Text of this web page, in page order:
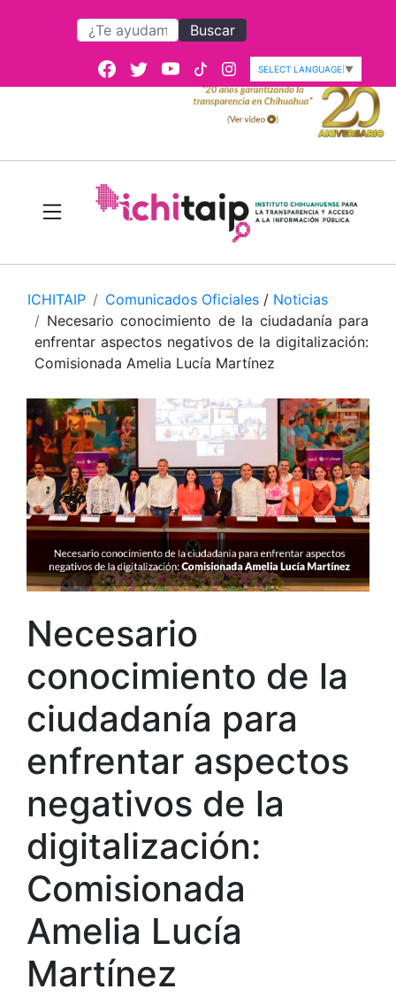
Buscar
SELECT LANGUAGE ▼
ICHITAIP Comunicados Oficiales / Noticias
Necesario conocimiento de la ciudadanía para
enfrentar aspectos negativos de la digitalización:
Comisionada Amelia Lucía Martínez
Necesario
conocimiento de la
ciudadanía para
enfrentar aspectos
negativos de la
digitalización:
Comisionada
Amelia Lucía
Martínez